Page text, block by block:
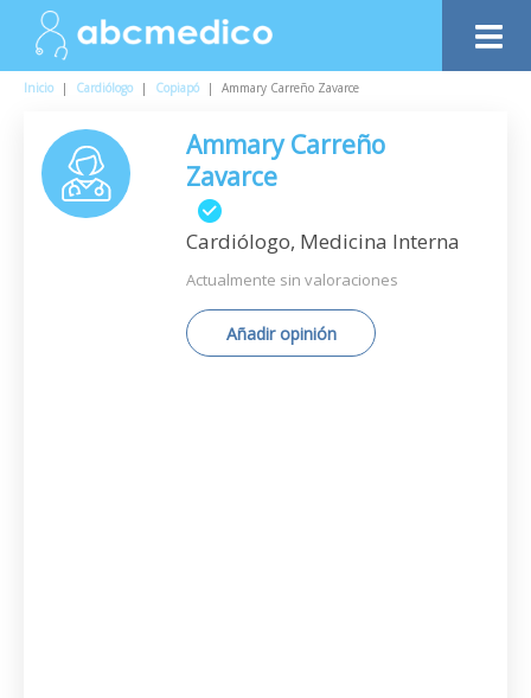
Inicio | Cardiólogo | Copiapó | Ammary Carreño Zavarce
Ammary Carreño
Zavarce
Cardiólogo, Medicina Interna
Actualmente sin valoraciones
Añadir opinión